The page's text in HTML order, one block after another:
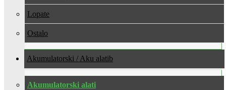
Lopate
Ostalo
Akumulatorski / Aku alati
Akumulatorski alati